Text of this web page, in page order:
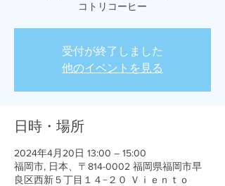
コトリコーヒー
受付が終了しました
他のイベントを見る
日時・場所
2024年4月20日 13:00 – 15:00
福岡市, 日本、〒814-0002 福岡県福岡市早
良区西新５丁目１４−２０ Ｖｉｅｎｔｏ